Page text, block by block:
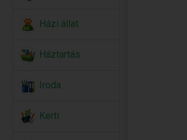
Házi állat
Háztartás
Iroda
Kerti